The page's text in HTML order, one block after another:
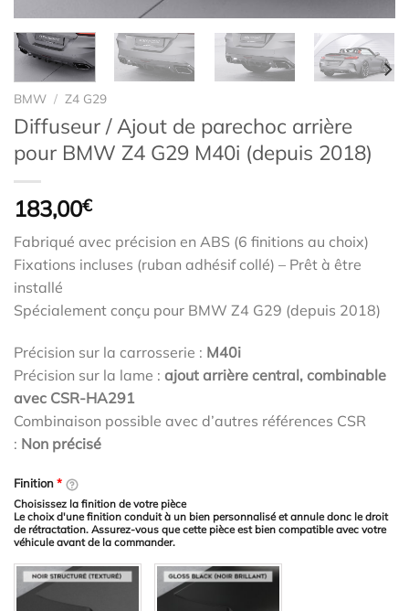
BMW / Z4 G29
Diffuseur / Ajout de parechoc arrière
pour BMW Z4 G29 M40i (depuis 2018)
183,00€
Fabriqué avec précision en ABS (6 finitions au choix)
Fixations incluses (ruban adhésif collé) – Prêt à être
installé
Spécialement conçu pour BMW Z4 G29 (depuis 2018)
Précision sur la carrosserie : M40i
Précision sur la lame : ajout arrière central, combinable
avec CSR-HA291
Combinaison possible avec d’autres références CSR
: Non précisé
Finition*
Choisissez la finition de votre pièce
Le choix d'une finition conduit à un bien personnalisé et annule donc le droit
de rétractation. Assurez-vous que cette pièce est bien compatible avec votre
véhicule avant de la commander.